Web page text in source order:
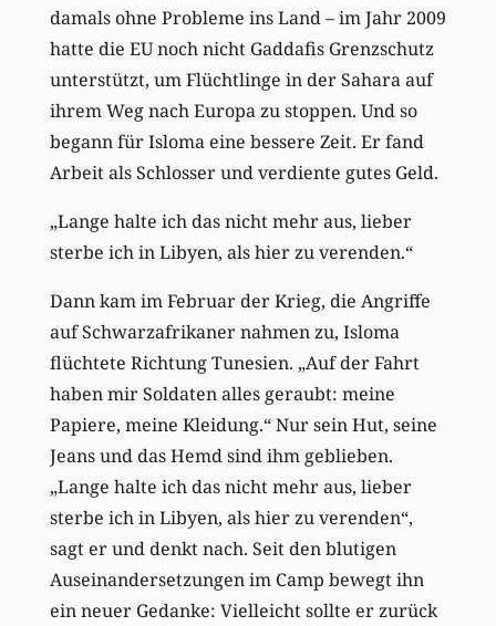
damals ohne Probleme ins Land – im Jahr 2009
hatte die EU noch nicht Gaddafis Grenzschutz
unterstützt, um Flüchtlinge in der Sahara auf
ihrem Weg nach Europa zu stoppen. Und so
begann für Isloma eine bessere Zeit. Er fand
Arbeit als Schlosser und verdiente gutes Geld.
„Lange halte ich das nicht mehr aus, lieber
sterbe ich in Libyen, als hier zu verenden.“
Dann kam im Februar der Krieg, die Angriffe
auf Schwarzafrikaner nahmen zu, Isloma
flüchtete Richtung Tunesien. „Auf der Fahrt
haben mir Soldaten alles geraubt: meine
Papiere, meine Kleidung.“ Nur sein Hut, seine
Jeans und das Hemd sind ihm geblieben.
„Lange halte ich das nicht mehr aus, lieber
sterbe ich in Libyen, als hier zu verenden“,
sagt er und denkt nach. Seit den blutigen
Auseinandersetzungen im Camp bewegt ihn
ein neuer Gedanke: Vielleicht sollte er zurück